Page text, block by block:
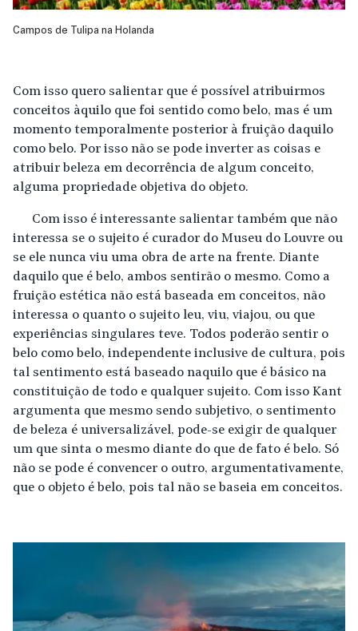
Campos de Tulipa na Holanda
Com isso quero salientar que é possível atribuirmos
conceitos àquilo que foi sentido como belo, mas é um
momento temporalmente posterior à fruição daquilo
como belo. Por isso não se pode inverter as coisas e
atribuir beleza em decorrência de algum conceito,
alguma propriedade objetiva do objeto.
Com isso é interessante salientar também que não
interessa se o sujeito é curador do Museu do Louvre ou
se ele nunca viu uma obra de arte na frente. Diante
daquilo que é belo, ambos sentirão o mesmo. Como a
fruição estética não está baseada em conceitos, não
interessa o quanto o sujeito leu, viu, viajou, ou que
experiências singulares teve. Todos poderão sentir o
belo como belo, independente inclusive de cultura, pois
tal sentimento está baseado naquilo que é básico na
constituição de todo e qualquer sujeito. Com isso Kant
argumenta que mesmo sendo subjetivo, o sentimento
de beleza é universalizável, pode-se exigir de qualquer
um que sinta o mesmo diante do que de fato é belo. Só
não se pode é convencer o outro, argumentativamente,
que o objeto é belo, pois tal não se baseia em conceitos.